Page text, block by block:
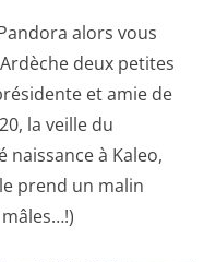
alors vous
deux petites
et amie de
la veille du
à Kaleo,
prend un malin